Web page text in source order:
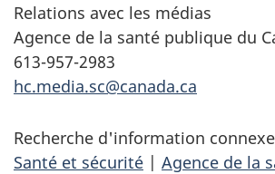
Relations avec les médias
Agence de la santé publique du
613-957-2983
hc.media.sc@canada.ca
Recherche d'information
Santé et sécurité | Agence de la